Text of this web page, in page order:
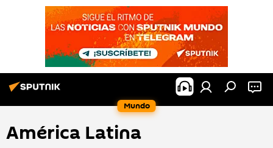
Mundo
América Latina